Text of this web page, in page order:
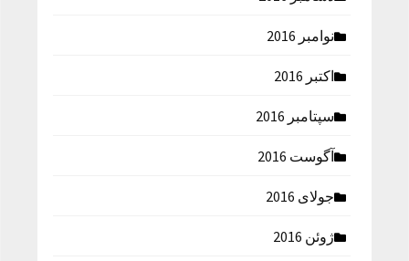
نوامبر 2016
اکتبر 2016
سپتامبر 2016
آگوست 2016
جولای 2016
ژوئن 2016